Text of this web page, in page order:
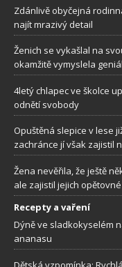
Zdánlivě obyčejná
najít mrazivý detail
Ženich se vykašlal na
okamžitě vymyslela
4letý chlapec ve školce
odnětí svobody
Opuštěná slepice v lese
zachránce jí však zajistil
Žena nevěřila, že ještě
ale zajistil jejich
Recepty a vaření
Dýně ve sladkokyselém
ananasu